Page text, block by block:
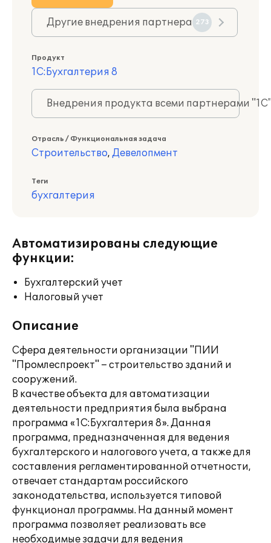
Другие внедрения партнера 273
Продукт
1С:Бухгалтерия 8
Внедрения продукта всеми партнерами
Отрасль / Функциональная задача
Строительство, Девелопмент
Теги
бухгалтерия
Автоматизированы следующие
функции:
Бухгалтерский учет
Налоговый учет
Описание
Сфера деятельности организации "ПИИ
"Промлеспроект" – строительство зданий и
сооружений.
В качестве объекта для автоматизации
деятельности предприятия была выбрана
программа «1C:Бухгалтерия 8». Данная
программа, предназначенная для ведения
бухгалтерского и налогового учета, а также для
составления регламентированной отчетности,
отвечает стандартам российского
законодательства, используется типовой
функционал программы. На данный момент
программа позволяет реализовать все
необходимые задачи для ведения